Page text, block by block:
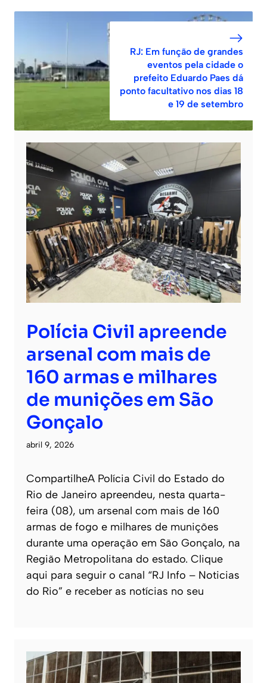
RJ: Em função de grandes
eventos pela cidade o
prefeito Eduardo Paes dá
ponto facultativo nos dias 18
e 19 de setembro
Polícia Civil apreende
arsenal com mais de
160 armas e milhares
de munições em São
Gonçalo
abril 9, 2026
CompartilheA Polícia Civil do Estado do
Rio de Janeiro apreendeu, nesta quarta-
feira (08), um arsenal com mais de 160
armas de fogo e milhares de munições
durante uma operação em São Gonçalo, na
Região Metropolitana do estado. Clique
aqui para seguir o canal “RJ Info – Noticias
do Rio” e receber as notícias no seu